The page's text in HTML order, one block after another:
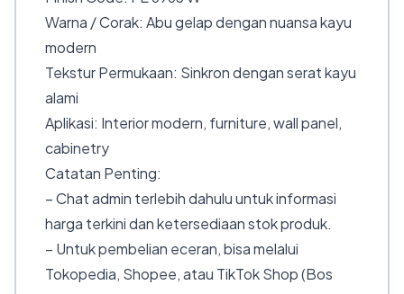
Warna / Corak: Abu gelap dengan nuansa kayu
modern
Tekstur Permukaan: Sinkron dengan serat kayu
alami
Aplikasi: Interior modern, furniture, wall panel,
cabinetry
Catatan Penting:
– Chat admin terlebih dahulu untuk informasi
harga terkini dan ketersediaan stok produk.
– Untuk pembelian eceran, bisa melalui
Tokopedia, Shopee, atau TikTok Shop (Bos